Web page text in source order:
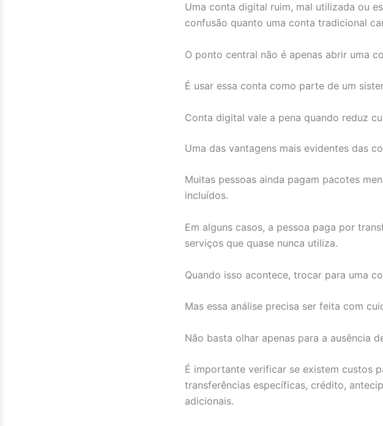
Uma conta digital ruim, mal utilizada ou
confusão quanto uma conta tradicional
O ponto central não é apenas abrir uma
É usar essa conta como parte de um
Conta digital vale a pena quando reduz
Uma das vantagens mais evidentes das
Muitas pessoas ainda pagam pacotes
incluídos.
Em alguns casos, a pessoa paga por
serviços que quase nunca utiliza.
Quando isso acontece, trocar para uma
Mas essa análise precisa ser feita com
Não basta olhar apenas para a ausência
É importante verificar se existem custos
transferências específicas, crédito,
adicionais.